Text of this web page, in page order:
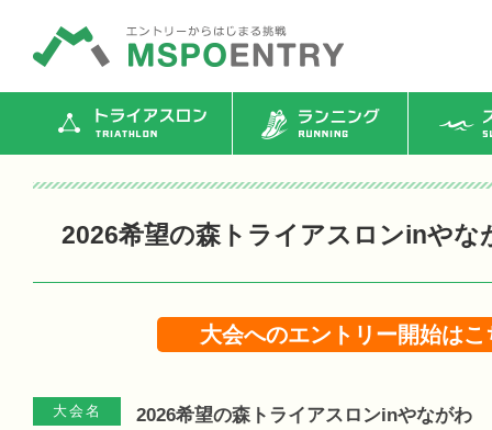
トライアスロン ランニング ス
2026希望の森トライアスロンinやな
大会へのエントリー開始はこ
大会名 2026希望の森トライアスロンinやながわ